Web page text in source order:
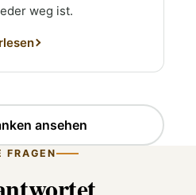
weg ist.
ansehen
FRAGEN